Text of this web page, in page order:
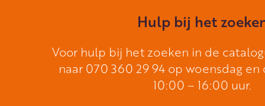
Hulp bij het
Voor hulp bij het zoeken in de
naar 070 360 29 94 op woensdag
10:00 – 16:00 uur.